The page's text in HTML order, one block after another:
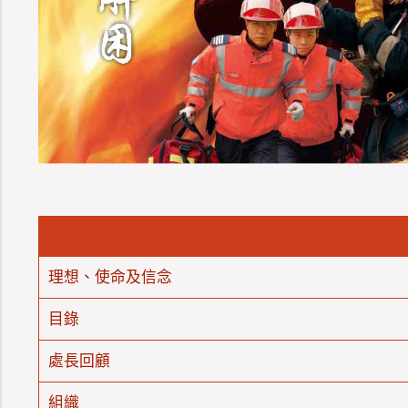
理想、使命及信念
目錄
處長回顧
組織